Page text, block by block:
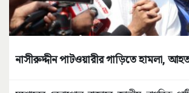
নাসীরুদ্দীন পাটওয়ারীর গাড়িতে হামলা,